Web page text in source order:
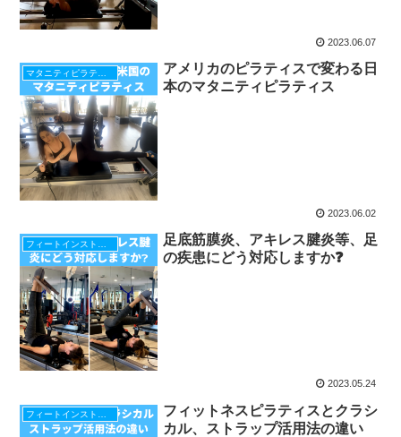
2023.06.07
アメリカのピラティスで変わる日
本のマタニティピラティス
2023.06.02
足底筋膜炎、アキレス腱炎等、足
の疾患にどう対応しますか❓
2023.05.24
フィートインストラップ
フィットネスピラティスとクラシ
カル、ストラップ活用法の違い